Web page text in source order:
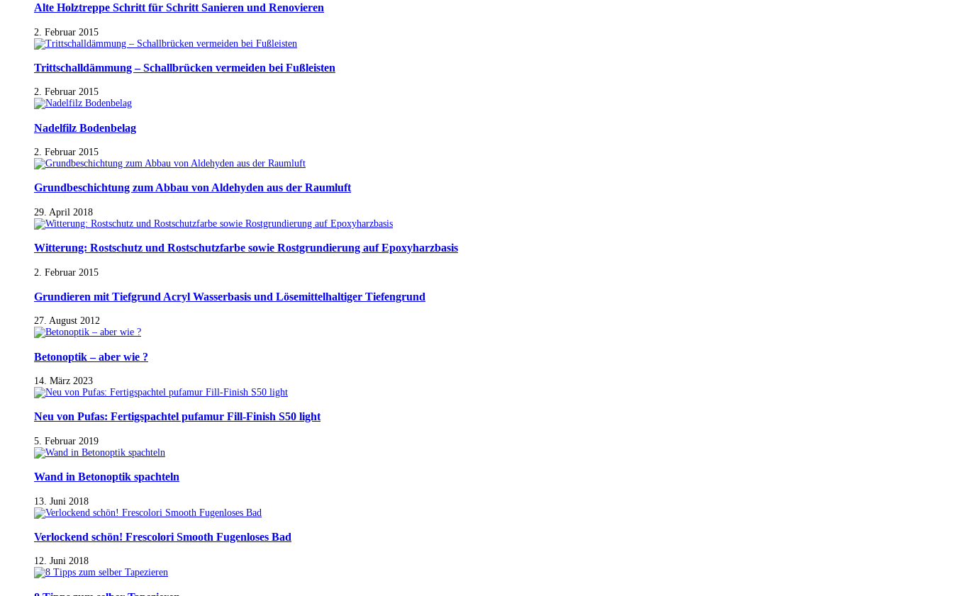
Alte Holztreppe Schritt für Schritt Sanieren und Renovieren
2. Februar 2015
Trittschalldämmung – Schallbrücken vermeiden bei Fußleisten
2. Februar 2015
Nadelfilz Bodenbelag
2. Februar 2015
Grundbeschichtung zum Abbau von Aldehyden aus der Raumluft
29. April 2018
Witterung: Rostschutz und Rostschutzfarbe sowie Rostgrundierung auf Epoxyharzbasis
2. Februar 2015
Grundieren mit Tiefgrund Acryl Wasserbasis und Lösemittelhaltiger Tiefengrund
27. August 2012
Betonoptik – aber wie ?
14. März 2023
Neu von Pufas: Fertigspachtel pufamur Fill-Finish S50 light
5. Februar 2019
Wand in Betonoptik spachteln
13. Juni 2018
Verlockend schön! Frescolori Smooth Fugenloses Bad
12. Juni 2018